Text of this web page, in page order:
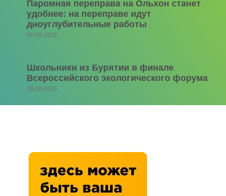
Паромная переправа на Ольхон станет
удобнее: на переправе идут
дноуглубительные работы
06.08.2026
Школьники из Бурятии в финале
Всероссийского экологического форума
06.08.2026